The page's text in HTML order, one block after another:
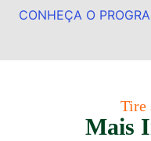
CONHEÇA O
Tire
Mais